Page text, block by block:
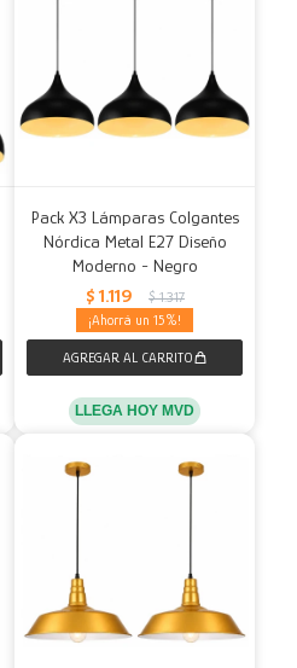
Pack X3 Lámparas Colgantes
Nórdica Metal E27 Diseño
Moderno - Negro
$ 1.119 $ 1.317
15
LLEGA HOY MVD